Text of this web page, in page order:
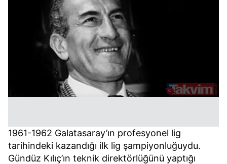
1961-1962 Galatasaray’ın profesyonel lig
tarihindeki kazandığı ilk lig şampiyonluğuydu.
Gündüz Kılıç’ın teknik direktörlüğünü yaptığı